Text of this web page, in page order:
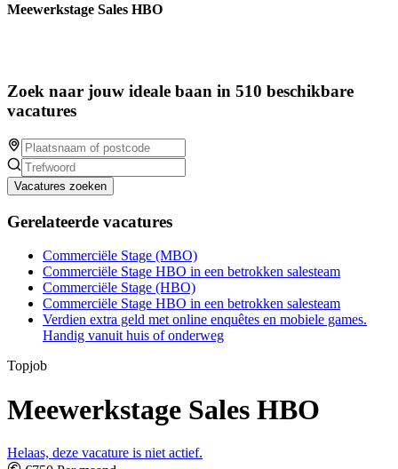
Meewerkstage Sales HBO
Zoek naar jouw ideale baan in 510 beschikbare
vacatures
Vacatures zoeken
Gerelateerde vacatures
Commerciële Stage (MBO)
Commerciële Stage HBO in een betrokken salesteam
Commerciële Stage (HBO)
Commerciële Stage HBO in een betrokken salesteam
Verdien extra geld met online enquêtes en mobiele games.
Handig vanuit huis of onderweg
Topjob
Meewerkstage Sales HBO
Helaas, deze vacature is niet actief.